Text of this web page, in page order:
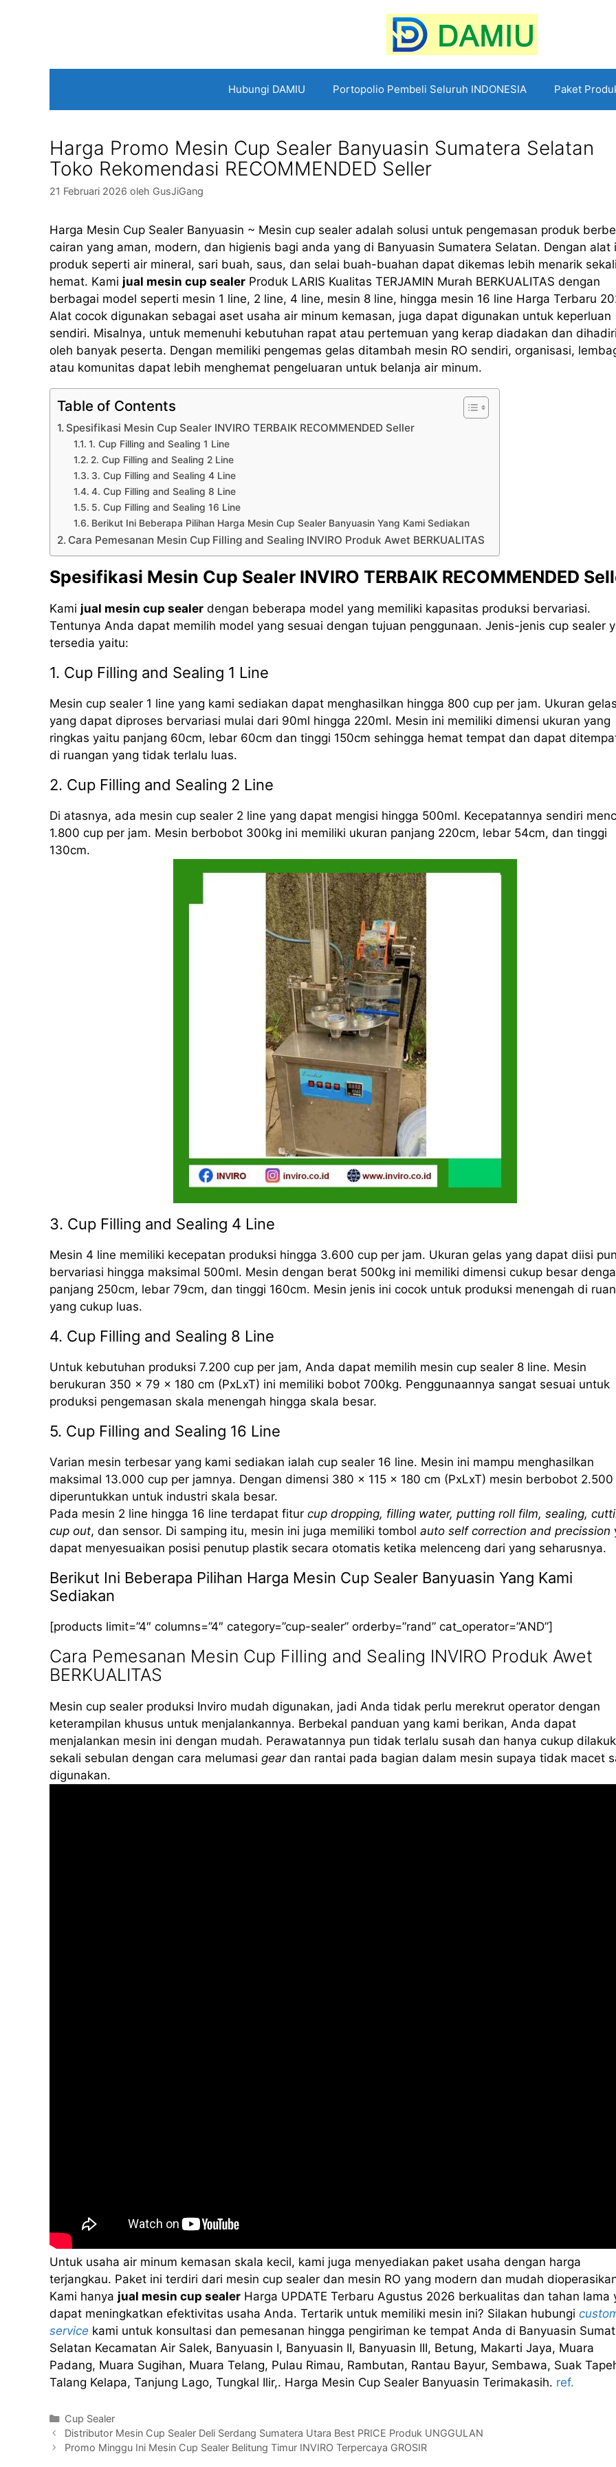
Hubungi DAMIU Portopolio Pembeli Seluruh INDONESIA Paket
Harga Promo Mesin Cup Sealer Banyuasin Sumatera Selatan
Toko Rekomendasi RECOMMENDED Seller
21 Februari 2026 oleh GusJiGang
Harga Mesin Cup Sealer Banyuasin ~ Mesin cup sealer adalah solusi untuk pengemasan produk
cairan yang aman, modern, dan higienis bagi anda yang di Banyuasin Sumatera Selatan. Dengan alat
produk seperti air mineral, sari buah, saus, dan selai buah-buahan dapat dikemas lebih menarik
hemat. Kami jual mesin cup sealer Produk LARIS Kualitas TERJAMIN Murah BERKUALITAS dengan
berbagai model seperti mesin 1 line, 2 line, 4 line, mesin 8 line, hingga mesin 16 line Harga Terbaru
Alat cocok digunakan sebagai aset usaha air minum kemasan, juga dapat digunakan untuk keperluan
sendiri. Misalnya, untuk memenuhi kebutuhan rapat atau pertemuan yang kerap diadakan dan dihadiri
oleh banyak peserta. Dengan memiliki pengemas gelas ditambah mesin RO sendiri, organisasi,
atau komunitas dapat lebih menghemat pengeluaran untuk belanja air minum.
Table of Contents
Spesifikasi Mesin Cup Sealer INVIRO TERBAIK RECOMMENDED Seller
1. Cup Filling and Sealing 1 Line
2. Cup Filling and Sealing 2 Line
3. Cup Filling and Sealing 4 Line
4. Cup Filling and Sealing 8 Line
5. Cup Filling and Sealing 16 Line
Berikut Ini Beberapa Pilihan Harga Mesin Cup Sealer Banyuasin Yang Kami Sediakan
Cara Pemesanan Mesin Cup Filling and Sealing INVIRO Produk Awet BERKUALITAS
Spesifikasi Mesin Cup Sealer INVIRO TERBAIK RECOMMENDED
Kami jual mesin cup sealer dengan beberapa model yang memiliki kapasitas produksi bervariasi.
Tentunya Anda dapat memilih model yang sesuai dengan tujuan penggunaan. Jenis-jenis cup sealer
tersedia yaitu:
1. Cup Filling and Sealing 1 Line
Mesin cup sealer 1 line yang kami sediakan dapat menghasilkan hingga 800 cup per jam. Ukuran gelas
yang dapat diproses bervariasi mulai dari 90ml hingga 220ml. Mesin ini memiliki dimensi ukuran yang
ringkas yaitu panjang 60cm, lebar 60cm dan tinggi 150cm sehingga hemat tempat dan dapat
di ruangan yang tidak terlalu luas.
2. Cup Filling and Sealing 2 Line
Di atasnya, ada mesin cup sealer 2 line yang dapat mengisi hingga 500ml. Kecepatannya sendiri
1.800 cup per jam. Mesin berbobot 300kg ini memiliki ukuran panjang 220cm, lebar 54cm, dan tinggi
130cm.
3. Cup Filling and Sealing 4 Line
Mesin 4 line memiliki kecepatan produksi hingga 3.600 cup per jam. Ukuran gelas yang dapat diisi pun
bervariasi hingga maksimal 500ml. Mesin dengan berat 500kg ini memiliki dimensi cukup besar
panjang 250cm, lebar 79cm, dan tinggi 160cm. Mesin jenis ini cocok untuk produksi menengah di
yang cukup luas.
4. Cup Filling and Sealing 8 Line
Untuk kebutuhan produksi 7.200 cup per jam, Anda dapat memilih mesin cup sealer 8 line. Mesin
berukuran 350 x 79 x 180 cm (PxLxT) ini memiliki bobot 700kg. Penggunaannya sangat sesuai untuk
produksi pengemasan skala menengah hingga skala besar.
5. Cup Filling and Sealing 16 Line
Varian mesin terbesar yang kami sediakan ialah cup sealer 16 line. Mesin ini mampu menghasilkan
maksimal 13.000 cup per jamnya. Dengan dimensi 380 x 115 x 180 cm (PxLxT) mesin berbobot 2.500
diperuntukkan untuk industri skala besar.
Pada mesin 2 line hingga 16 line terdapat fitur cup dropping, filling water, putting roll film, sealing,
cup out, dan sensor. Di samping itu, mesin ini juga memiliki tombol auto self correction and precission
dapat menyesuaikan posisi penutup plastik secara otomatis ketika melenceng dari yang seharusnya.
Berikut Ini Beberapa Pilihan Harga Mesin Cup Sealer Banyuasin Yang Kami
Sediakan
[products limit=”4″ columns=”4″ category=”cup-sealer” orderby=”rand” cat_operator=”AND”]
Cara Pemesanan Mesin Cup Filling and Sealing INVIRO Produk Awet
BERKUALITAS
Mesin cup sealer produksi Inviro mudah digunakan, jadi Anda tidak perlu merekrut operator dengan
keterampilan khusus untuk menjalankannya. Berbekal panduan yang kami berikan, Anda dapat
menjalankan mesin ini dengan mudah. Perawatannya pun tidak terlalu susah dan hanya cukup
sekali sebulan dengan cara melumasi geardan rantai pada bagian dalam mesin supaya tidak macet
digunakan.
Untuk usaha air minum kemasan skala kecil, kami juga menyediakan paket usaha dengan harga
terjangkau. Paket ini terdiri dari mesin cup sealer dan mesin RO yang modern dan mudah
Kami hanya jual mesin cup sealer Harga UPDATE Terbaru Agustus 2026 berkualitas dan tahan lama
dapat meningkatkan efektivitas usaha Anda. Tertarik untuk memiliki mesin ini? Silakan hubungi
service kami untuk konsultasi dan pemesanan hingga pengiriman ke tempat Anda di Banyuasin
Selatan Kecamatan Air Salek, Banyuasin I, Banyuasin II, Banyuasin III, Betung, Makarti Jaya, Muara
Padang, Muara Sugihan, Muara Telang, Pulau Rimau, Rambutan, Rantau Bayur, Sembawa, Suak
Talang Kelapa, Tanjung Lago, Tungkal Ilir,. Harga Mesin Cup Sealer Banyuasin Terimakasih. ref.
Kategori
Cup Sealer
Distributor Mesin Cup Sealer Deli Serdang Sumatera Utara Best PRICE Produk UNGGULAN
Promo Minggu Ini Mesin Cup Sealer Belitung Timur INVIRO Terpercaya GROSIR